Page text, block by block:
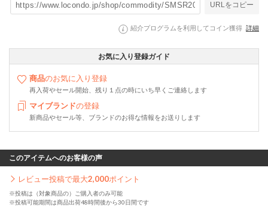
URLをコピー
紹介プログラムを利用してコイン獲得 詳細
お気に入り登録ガイド
商品のお気に入り登録
再入荷やセール開始、残り１点の時にいち早くご連絡します
マイブランドの登録
新商品やセール等、ブランドのお得な情報をお送りします
このアイテムへのお客様の声
レビュー投稿で最大2,000ポイント
※投稿は（対象商品の）ご購入者のみ可能
※投稿可能期間は商品出荷48時間後から30日間です